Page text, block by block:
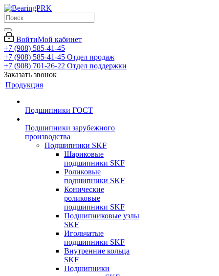
ВойтиМой кабинет
+7 (908) 585-41-45
+7 (908) 585-41-45 Отдел продаж
+7 (908) 701-26-22 Отдел поддержки
Заказать звонок
Продукция
Подшипники ГОСТ
Подшипники зарубежного
производства
Подшипники SKF
Шариковые
подшипники SKF
Роликовые
подшипники SKF
Конические
роликовые
подшипники SKF
Подшипниковые узлы
SKF
Игольчатые
подшипники SKF
Внутренние кольца
SKF
Подшипники